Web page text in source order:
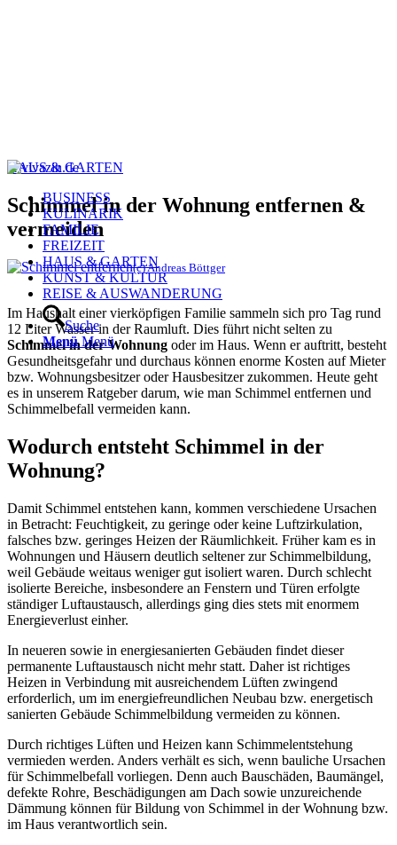
BUSINESS
KULINARIK
FAMILIE
FREIZEIT
HAUS & GARTEN
KUNST & KULTUR
REISE & AUSWANDERUNG
Suche
Menü Menü
HAUS & GARTEN
Schimmel in der Wohnung entfernen &
vermeiden
(c) Andreas Böttger
Im Haushalt einer vierköpfigen Familie sammeln sich pro Tag rund
12 Liter Wasser in der Raumluft. Dies führt nicht selten zu
Schimmel in der Wohnung oder im Haus. Wenn er auftritt, besteht
Gesundheitsgefahr und durchaus können enorme Kosten auf Mieter
bzw. Wohnungsbesitzer oder Hausbesitzer zukommen. Heute geht
es in unserem Ratgeber darum, wie man Schimmel entfernen und
Schimmelbefall vermeiden kann.
Wodurch entsteht Schimmel in der
Wohnung?
Damit Schimmel entstehen kann, kommen verschiedene Ursachen
in Betracht: Feuchtigkeit, zu geringe oder keine Luftzirkulation,
falsches bzw. geringes Heizen der Räumlichkeit. Früher kam es in
Wohnungen und Häusern deutlich seltener zur Schimmelbildung,
weil Gebäude weitaus weniger gut isoliert waren. Durch schlecht
isolierte Bereiche, insbesondere an Fenstern und Türen erfolgte
ständiger Luftaustausch, allerdings ging dies stets mit enormem
Energieverlust einher.
In neueren sowie in energiesanierten Gebäuden findet dieser
permanente Luftaustausch nicht mehr statt. Daher ist richtiges
Heizen in Verbindung mit ausreichendem Lüften zwingend
erforderlich, um im energiefreundlichen Neubau bzw. energetisch
sanierten Gebäude Schimmelbildung vermeiden zu können.
Durch richtiges Lüften und Heizen kann Schimmelentstehung
vermieden werden. Anders verhält es sich, wenn bauliche Ursachen
für Schimmelbefall vorliegen. Denn auch Bauschäden, Baumängel,
defekte Rohre, Beschädigungen am Dach sowie unzureichende
Dämmung können für Bildung von Schimmel in der Wohnung bzw.
im Haus verantwortlich sein.